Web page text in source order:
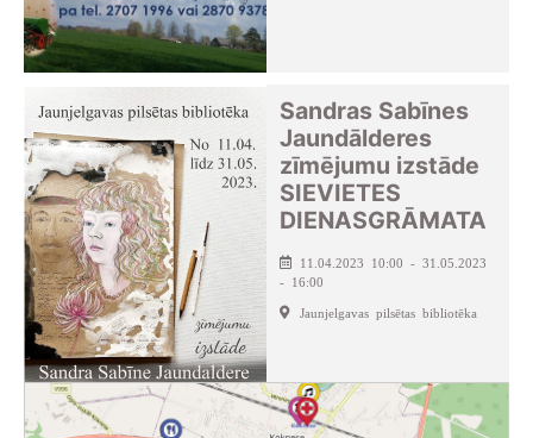
Sandras Sabīnes
Jaundālderes
zīmējumu izstāde
SIEVIETES
DIENASGRĀMATA
11.04.2023 10:00 - 31.05.2023
- 16:00
Jaunjelgavas pilsētas bibliotēka